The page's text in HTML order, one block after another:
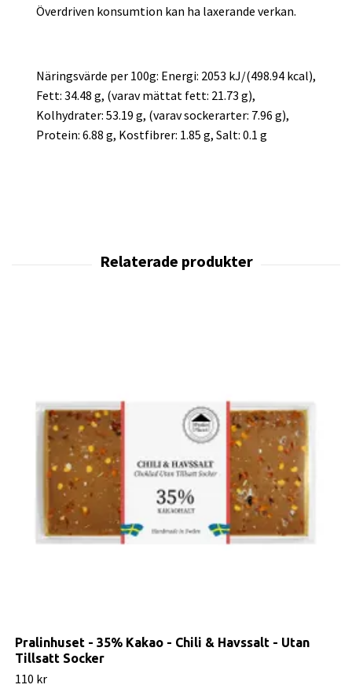
Överdriven konsumtion kan ha laxerande verkan.
Näringsvärde per 100g: Energi: 2053 kJ/(498.94 kcal),
Fett: 34.48 g, (varav mättat fett: 21.73 g),
Kolhydrater: 53.19 g, (varav sockerarter: 7.96 g),
Protein: 6.88 g, Kostfibrer: 1.85 g, Salt: 0.1 g
Pralinhuset - 35% Kakao - Chili & Havssalt - Utan
Tillsatt Socker
110 kr